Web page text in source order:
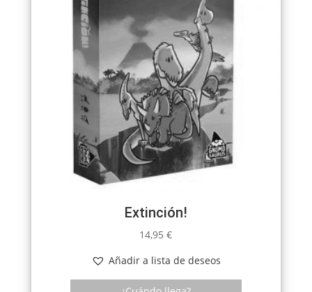
Extinción!
14,95€
Añadir a lista de deseos